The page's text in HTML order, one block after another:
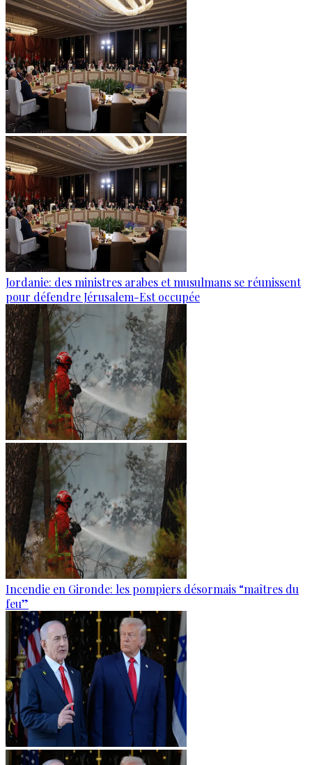
Jordanie: des ministres arabes et musulmans se réunissent
pour défendre Jérusalem-Est occupée
Incendie en Gironde: les pompiers désormais “maîtres du
feu”